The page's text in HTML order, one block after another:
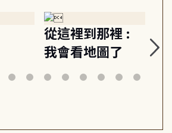
從這裡到那裡 :
我會看地圖了
美